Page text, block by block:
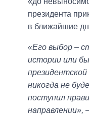
президента
в ближайшие
«Его выбор –
истории или
никогда не
поступил
направлении»,